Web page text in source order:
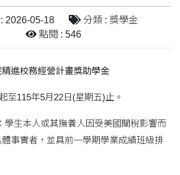
: 2026-05-18
分類 : 獎學金
點閱 : 546
進校務經營計畫獎助學金
至115年5月22日(星期五)止。
學生本人或其撫養人因受美國關稅影響而
事實者，並具前一學期學業成績班級排